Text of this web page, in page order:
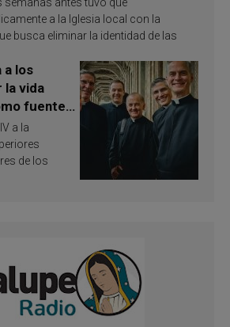
a la Iglesia local con la
busca eliminar la identidad de las
a los
la vida
fuente
a la
de los